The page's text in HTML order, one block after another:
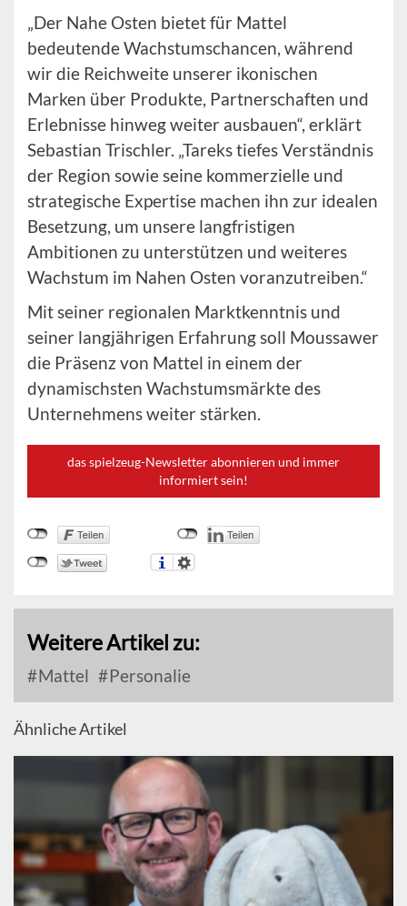
„Der Nahe Osten bietet für Mattel
bedeutende Wachstumschancen, während
wir die Reichweite unserer ikonischen
Marken über Produkte, Partnerschaften und
Erlebnisse hinweg weiter ausbauen“, erklärt
Sebastian Trischler. „Tareks tiefes Verständnis
der Region sowie seine kommerzielle und
strategische Expertise machen ihn zur idealen
Besetzung, um unsere langfristigen
Ambitionen zu unterstützen und weiteres
Wachstum im Nahen Osten voranzutreiben.“
Mit seiner regionalen Marktkenntnis und
seiner langjährigen Erfahrung soll Moussawer
die Präsenz von Mattel in einem der
dynamischsten Wachstumsmärkte des
Unternehmens weiter stärken.
das spielzeug-Newsletter abonnieren und immer
informiert sein!
Weitere Artikel zu:
Mattel Personalie
Ähnliche Artikel